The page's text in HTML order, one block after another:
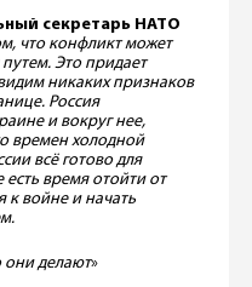
секретарь НАТО
что конфликт может
Это придает
никаких признаков
Россия
и вокруг нее,
времен холодной
всё готово для
время отойти от
к войне и начать
они делают»